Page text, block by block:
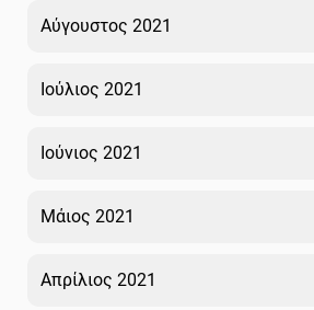
Αύγουστος 2021
Ιούλιος 2021
Ιούνιος 2021
Μάιος 2021
Απρίλιος 2021